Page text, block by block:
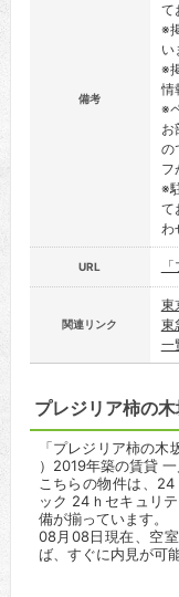
備考
て
※
い
※
情
※
お
の
フ
※
て
わ
URL
関連リンク
東
東
一
プレジリア柿の木
「プレジリア柿の
）2019年築の賃貸 一
こちらの物件は、
ック 24ｈセキュリ
備が揃っています。
08月08日現在、空
ば、すぐに内見が可能